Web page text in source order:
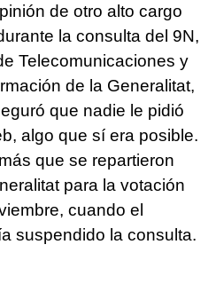
de otro alto cargo
la consulta del 9N,
Telecomunicaciones y
de la Generalitat,
que nadie le pidió
algo que sí era posible.
que se repartieron
para la votación
cuando el
suspendido la consulta.